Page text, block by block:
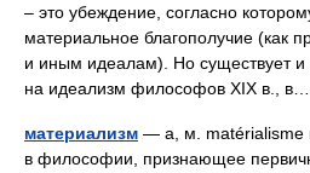
– это убеждение, согласно
материальное благополучие (как
и иным идеалам). Но существует и
на идеализм философов XIX в.,
материализм — а, м. matérialisme
в философии, признающее